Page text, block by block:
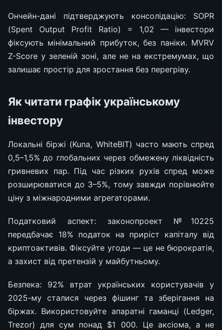
Ончейн-дані підтверджують консолідацію: SOPR
(Spent Output Profit Ratio) = 1,02 — інвестори
фіксують мінімальний прибуток, без паніки. MVRV
Z-Score у зеленій зоні, але не на екстремумах, що
залишає простір для зростання без перегріву.
Як читати графік українському
інвестору
Локальні біржі (Kuna, WhiteBIT) часто мають спред
0,5–1,5% до глобальних через обмежену ліквідність
гривневих пар. Під час різких рухів спред може
розширюватися до 3–5%, тому завжди порівнюйте
ціну з міжнародними агрегаторами.
Податковий аспект: законопроект №10225
передбачає 18% податок на приріст капіталу від
криптоактивів. Фіксуйте угоди — це не бюрократія,
а захист від претензій у майбутньому.
Безпека: 92% втрат українських користувачів у
2025-му сталися через фішинг та зберігання на
біржах. Використовуйте апаратні гаманці (Ledger,
Trezor) для сум понад $1 000. Це аксіома, а не